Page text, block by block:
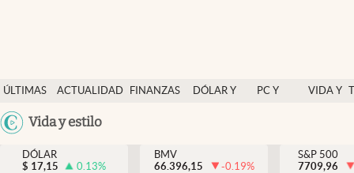
ÚLTIMAS
NOTICIAS
ACTUALIDAD
FINANZAS
DÓLAR Y
PC Y
VIDA Y
México
Vida y estilo
Actualidad
Finanzas y economía
Dólar y mercados
DÓLAR
$ 17,15 0.13%
BMV
66.396,15
-0.19%
S&P 500
7709,96